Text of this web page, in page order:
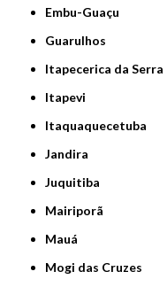
Embu-Guaçu
Guarulhos
Itapecerica da Serra
Itapevi
Itaquaquecetuba
Jandira
Juquitiba
Mairiporã
Mauá
Mogi das Cruzes